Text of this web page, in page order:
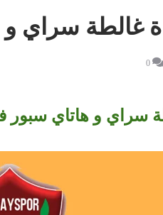
غالطة سراي
0
سراي و هاتاي سبور